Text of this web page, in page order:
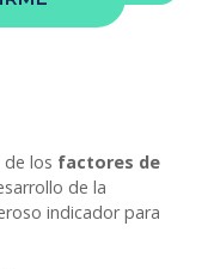
los factores de
de la
indicador para